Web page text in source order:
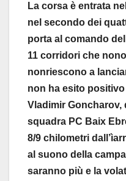
La corsa è entrata
nel secondo dei
porta al comando
11 corridori che
nonriescono a
non ha esito
Vladimir Goncharov,
squadra PC Baix
8/9 chilometri
al suono della
saranno più e la